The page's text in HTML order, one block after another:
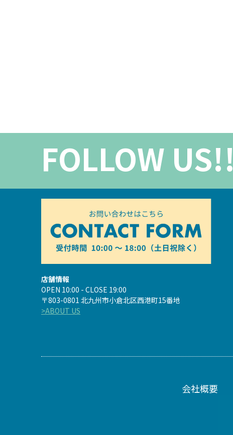
FOLLOW US!!
店舗情報
OPEN 10:00 - CLOSE 19:00
〒803-0801 北九州市小倉北区西港町15番地
>ABOUT US
会社概要